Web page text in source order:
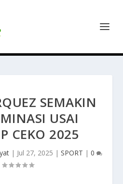
SEMAKIN
USAI
CEKO 2025
| Jul 27, 2025 | SPORT | 0